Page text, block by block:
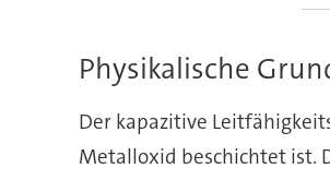
Physikalische
Der kapazitive
Metalloxid beschichtet ist.